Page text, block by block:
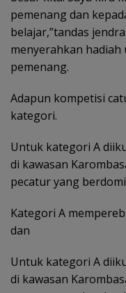
pemenang dan
belajar,”tandas
menyerahkan
pemenang.
Adapun kompetisi
kategori.
Untuk kategori A
di kawasan
pecatur yang
Kategori A
dan
Untuk kategori A
di kawasan